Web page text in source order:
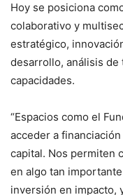
Hoy se posiciona
colaborativo y
estratégico,
desarrollo, análisis
capacidades.
“Espacios como el
acceder a
capital. Nos permiten
en algo tan
inversión en impacto,